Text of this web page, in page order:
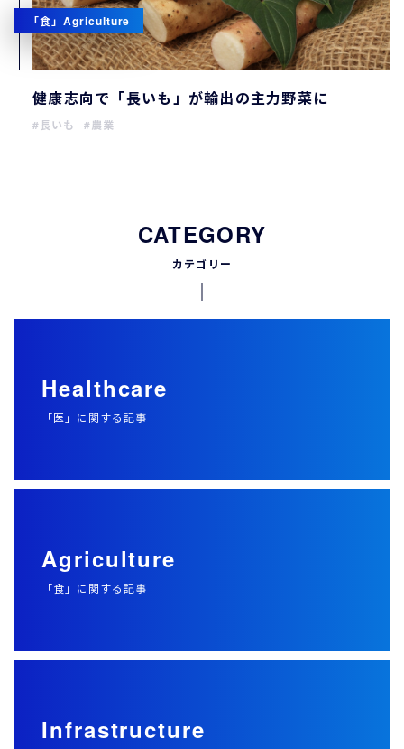
「食」Agriculture
健康志向で「長いも」が輸出の主力野菜に
長いも 農業
CATEGORY
カテゴリー
Healthcare
「医」に関する記事
Agriculture
「食」に関する記事
Infrastructure